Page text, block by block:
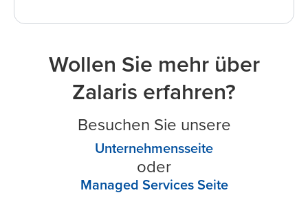
Wollen Sie mehr über
Zalaris erfahren?
Besuchen Sie unsere
Unternehmensseite
oder
Managed Services Seite